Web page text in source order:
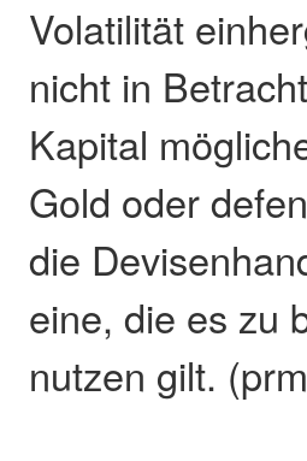
Volatilität
nicht in
Kapital
Gold oder
die
eine, die es zu
nutzen gilt.